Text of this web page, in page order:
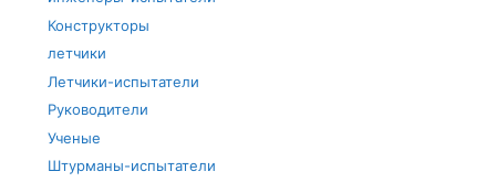
Конструкторы
летчики
Летчики-испытатели
Руководители
Ученые
Штурманы-испытатели